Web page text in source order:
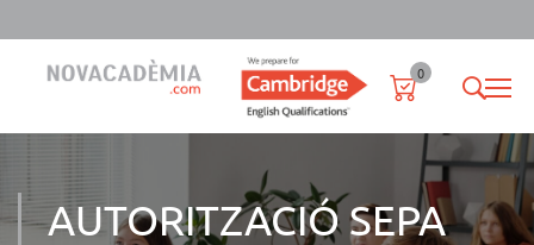
0
AUTORITZACIÓ SEPA